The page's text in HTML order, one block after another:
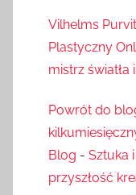
Vilhelms
Plastyczny
mistrz światła
Powrót do
Blog - Sztuka
przyszłość